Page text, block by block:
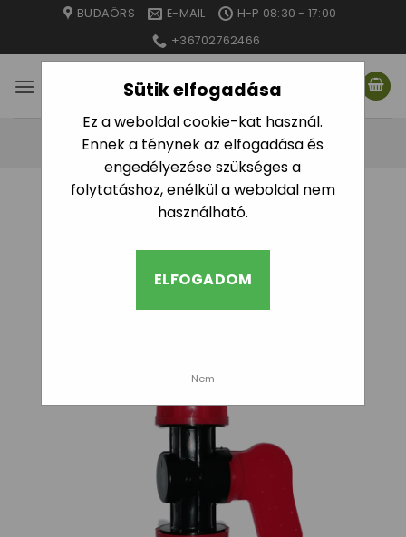
Sütik elfogadása
Ez a weboldal cookie-kat használ.
Ennek a ténynek az elfogadása és
engedélyezése szükséges a
folytatáshoz, enélkül a weboldal nem
használható.
ELFOGADOM
Nem
content
BUDAÖRS E-MAIL
H-P 08:30 - 17:00
+36702762466